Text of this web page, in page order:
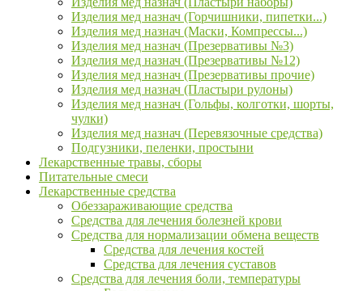
Изделия мед назнач (Горчишники, пипетки...)
Изделия мед назнач (Маски, Компрессы...)
Изделия мед назнач (Презервативы №3)
Изделия мед назнач (Презервативы №12)
Изделия мед назнач (Презервативы прочие)
Изделия мед назнач (Пластыри рулоны)
Изделия мед назнач (Гольфы, колготки, шорты,
чулки)
Изделия мед назнач (Перевязочные средства)
Подгузники, пеленки, простыни
Лекарственные травы, сборы
Питательные смеси
Лекарственные средства
Обеззараживающие средства
Средства для лечения болезней крови
Средства для нормализации обмена веществ
Средства для лечения костей
Средства для лечения суставов
Средства для лечения боли, температуры